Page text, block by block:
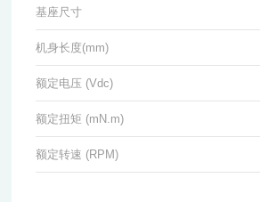
基座尺寸
机身长度(mm)
额定电压 (Vdc)
额定扭矩 (mN.m)
额定转速 (RPM)